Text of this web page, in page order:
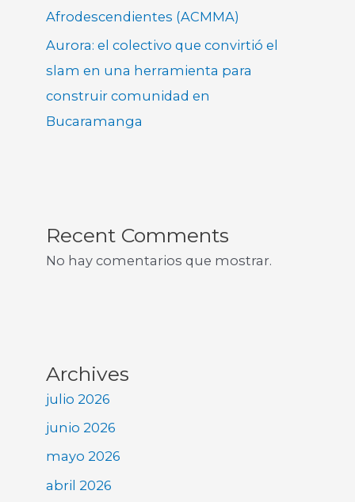
Afrodescendientes (ACMMA)
Aurora: el colectivo que convirtió el
slam en una herramienta para
construir comunidad en
Bucaramanga
Recent Comments
No hay comentarios que mostrar.
Archives
julio 2026
junio 2026
mayo 2026
abril 2026